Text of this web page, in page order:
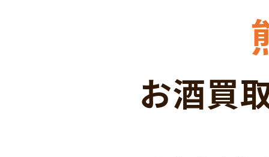
お酒買